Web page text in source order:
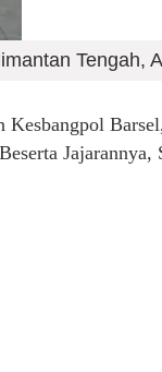
Tengah,
Kesbangpol